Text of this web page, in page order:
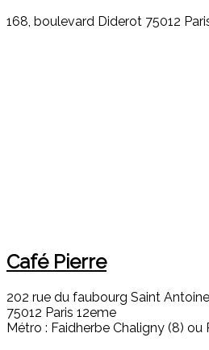
168, boulevard Diderot 75012
Café Pierre
202 rue du faubourg Saint Antoine
75012 Paris 12eme
Métro : Faidherbe Chaligny (8) ou